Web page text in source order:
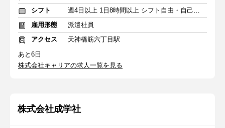
シフト
週4日以上 1日8時間以上 シフト自由・自己申告
雇用形態
派遣社員
アクセス
天神橋筋六丁目駅
あと6日
株式会社キャリアの求人一覧を見る
株式会社成学社